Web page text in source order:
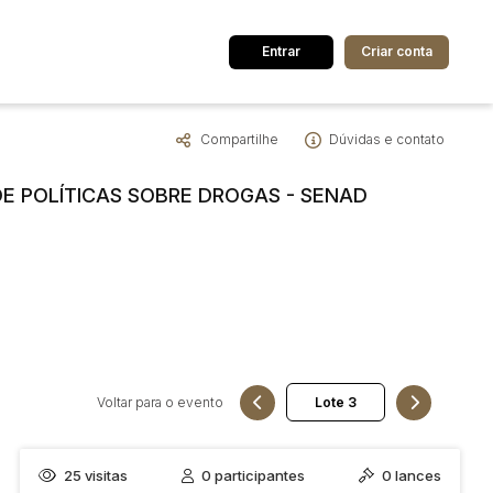
Cidade
Entrar Criar conta
Compartilhe Dúvidas e contato
POLÍTICAS SOBRE DROGAS - SENAD
Voltar para o evento
25 visitas 0 participantes 0 lances